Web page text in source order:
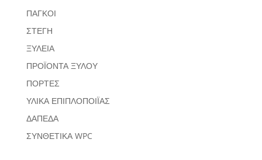
ΠΑΓΚΟΙ
ΣΤΕΓΗ
ΞΥΛΕΙΑ
ΠΡΟΪΟΝΤΑ ΞΥΛΟΥ
ΠΟΡΤΕΣ
ΥΛΙΚΑ ΕΠΙΠΛΟΠΟΙΪΑΣ
ΔΑΠΕΔΑ
ΣΥΝΘΕΤΙΚΑ WPC